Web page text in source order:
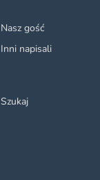
Nasz gość
Inni napisali
Szukaj